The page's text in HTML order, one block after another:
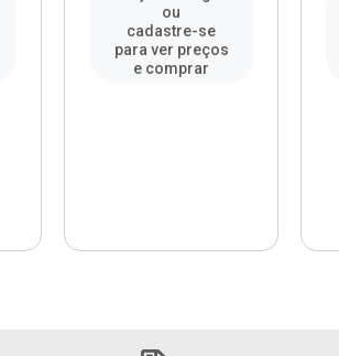
ou
cadastre-se
para ver preços
e comprar